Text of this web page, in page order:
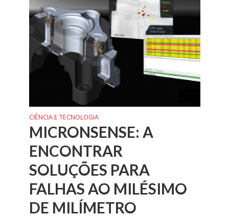
CIÊNCIA E TECNOLOGIA
MICRONSENSE: A
ENCONTRAR
SOLUÇÕES PARA
FALHAS AO MILÉSIMO
DE MILÍMETRO